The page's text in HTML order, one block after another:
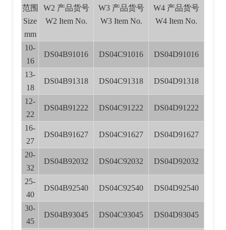
范围
Size
mm
W2 产品货号
W2 Item No.
W3 产品货号
W3 Item No.
W4 产品货号
W4 Item No.
10-
16
DS04B91016 DS04C91016 DS04D91016
13-
18
DS04B91318 DS04C91318 DS04D91318
12-
22
DS04B91222 DS04C91222 DS04D91222
16-
27
DS04B91627 DS04C91627 DS04D91627
20-
32
DS04B92032 DS04C92032 DS04D92032
25-
40
DS04B92540 DS04C92540 DS04D92540
30-
45
DS04B93045 DS04C93045 DS04D93045